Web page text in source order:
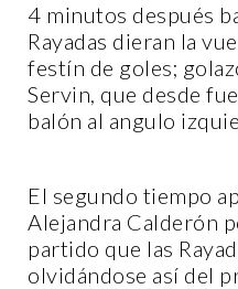
4 minutos después
Rayadas dieran la
festín de goles;
Servin, que desde
balón al angulo
El segundo tiempo
Alejandra Calderón
partido que las
olvidándose así del